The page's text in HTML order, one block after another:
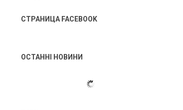
СТРАНИЦА FACEBOOK
ОСТАННІ НОВИНИ